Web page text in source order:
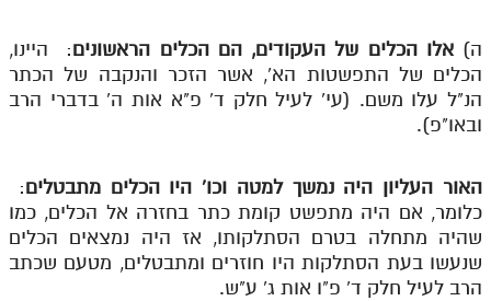
ה)אלו הכלים של העקודים, הם הכלים הראשונים: היינו,
הכלים של התפשטות הא', אשר הזכר והנקבה של הכתר
הנ"ל עלו משם. (עי' לעיל חלק ד' פ"א אות ה' בדברי הרב
ובאו"פ).
האור העליון היה נמשך למטה וכו' היו הכלים מתבטלים:
כלומר, אם היה מתפשט קומת כתר בחזרה אל הכלים, כמו
שהיה מתחלה בטרם הסתלקותו, אז היה נמצאים הכלים
שנעשו בעת הסתלקות היו חוזרים ומתבטלים, מטעם שכתב
הרב לעיל חלק ד' פ"ו אות ג' ע"ש.